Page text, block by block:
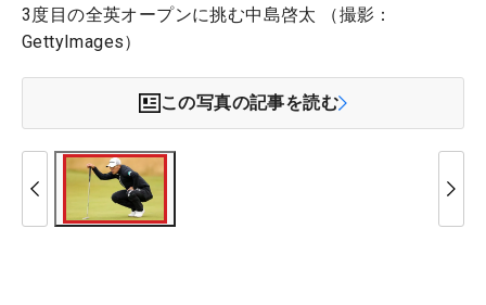
3度目の全英オープンに挑む中島啓太 （撮影：
GettyImages）
この写真の記事を読む